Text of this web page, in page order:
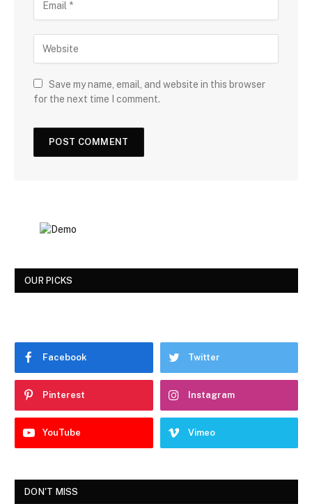
Save my name, email, and website in this browser
for the next time I comment.
OUR PICKS
Facebook Twitter
Pinterest Instagram
YouTube Vimeo
DON'T MISS